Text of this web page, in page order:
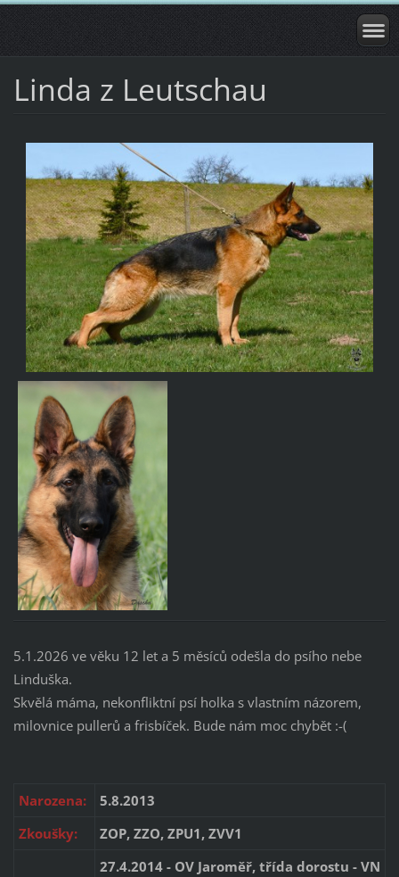
Linda z Leutschau
5.1.2026 ve věku 12 let a 5 měsíců odešla do psího nebe
Linduška.
Skvělá máma, nekonfliktní psí holka s vlastním názorem,
milovnice pullerů a frisbíček. Bude nám moc chybět :-(
Narozena:
5.8.2013
Zkoušky:
ZOP, ZZO, ZPU1, ZVV1
27.4.2014 - OV Jaroměř, třída dorostu - VN